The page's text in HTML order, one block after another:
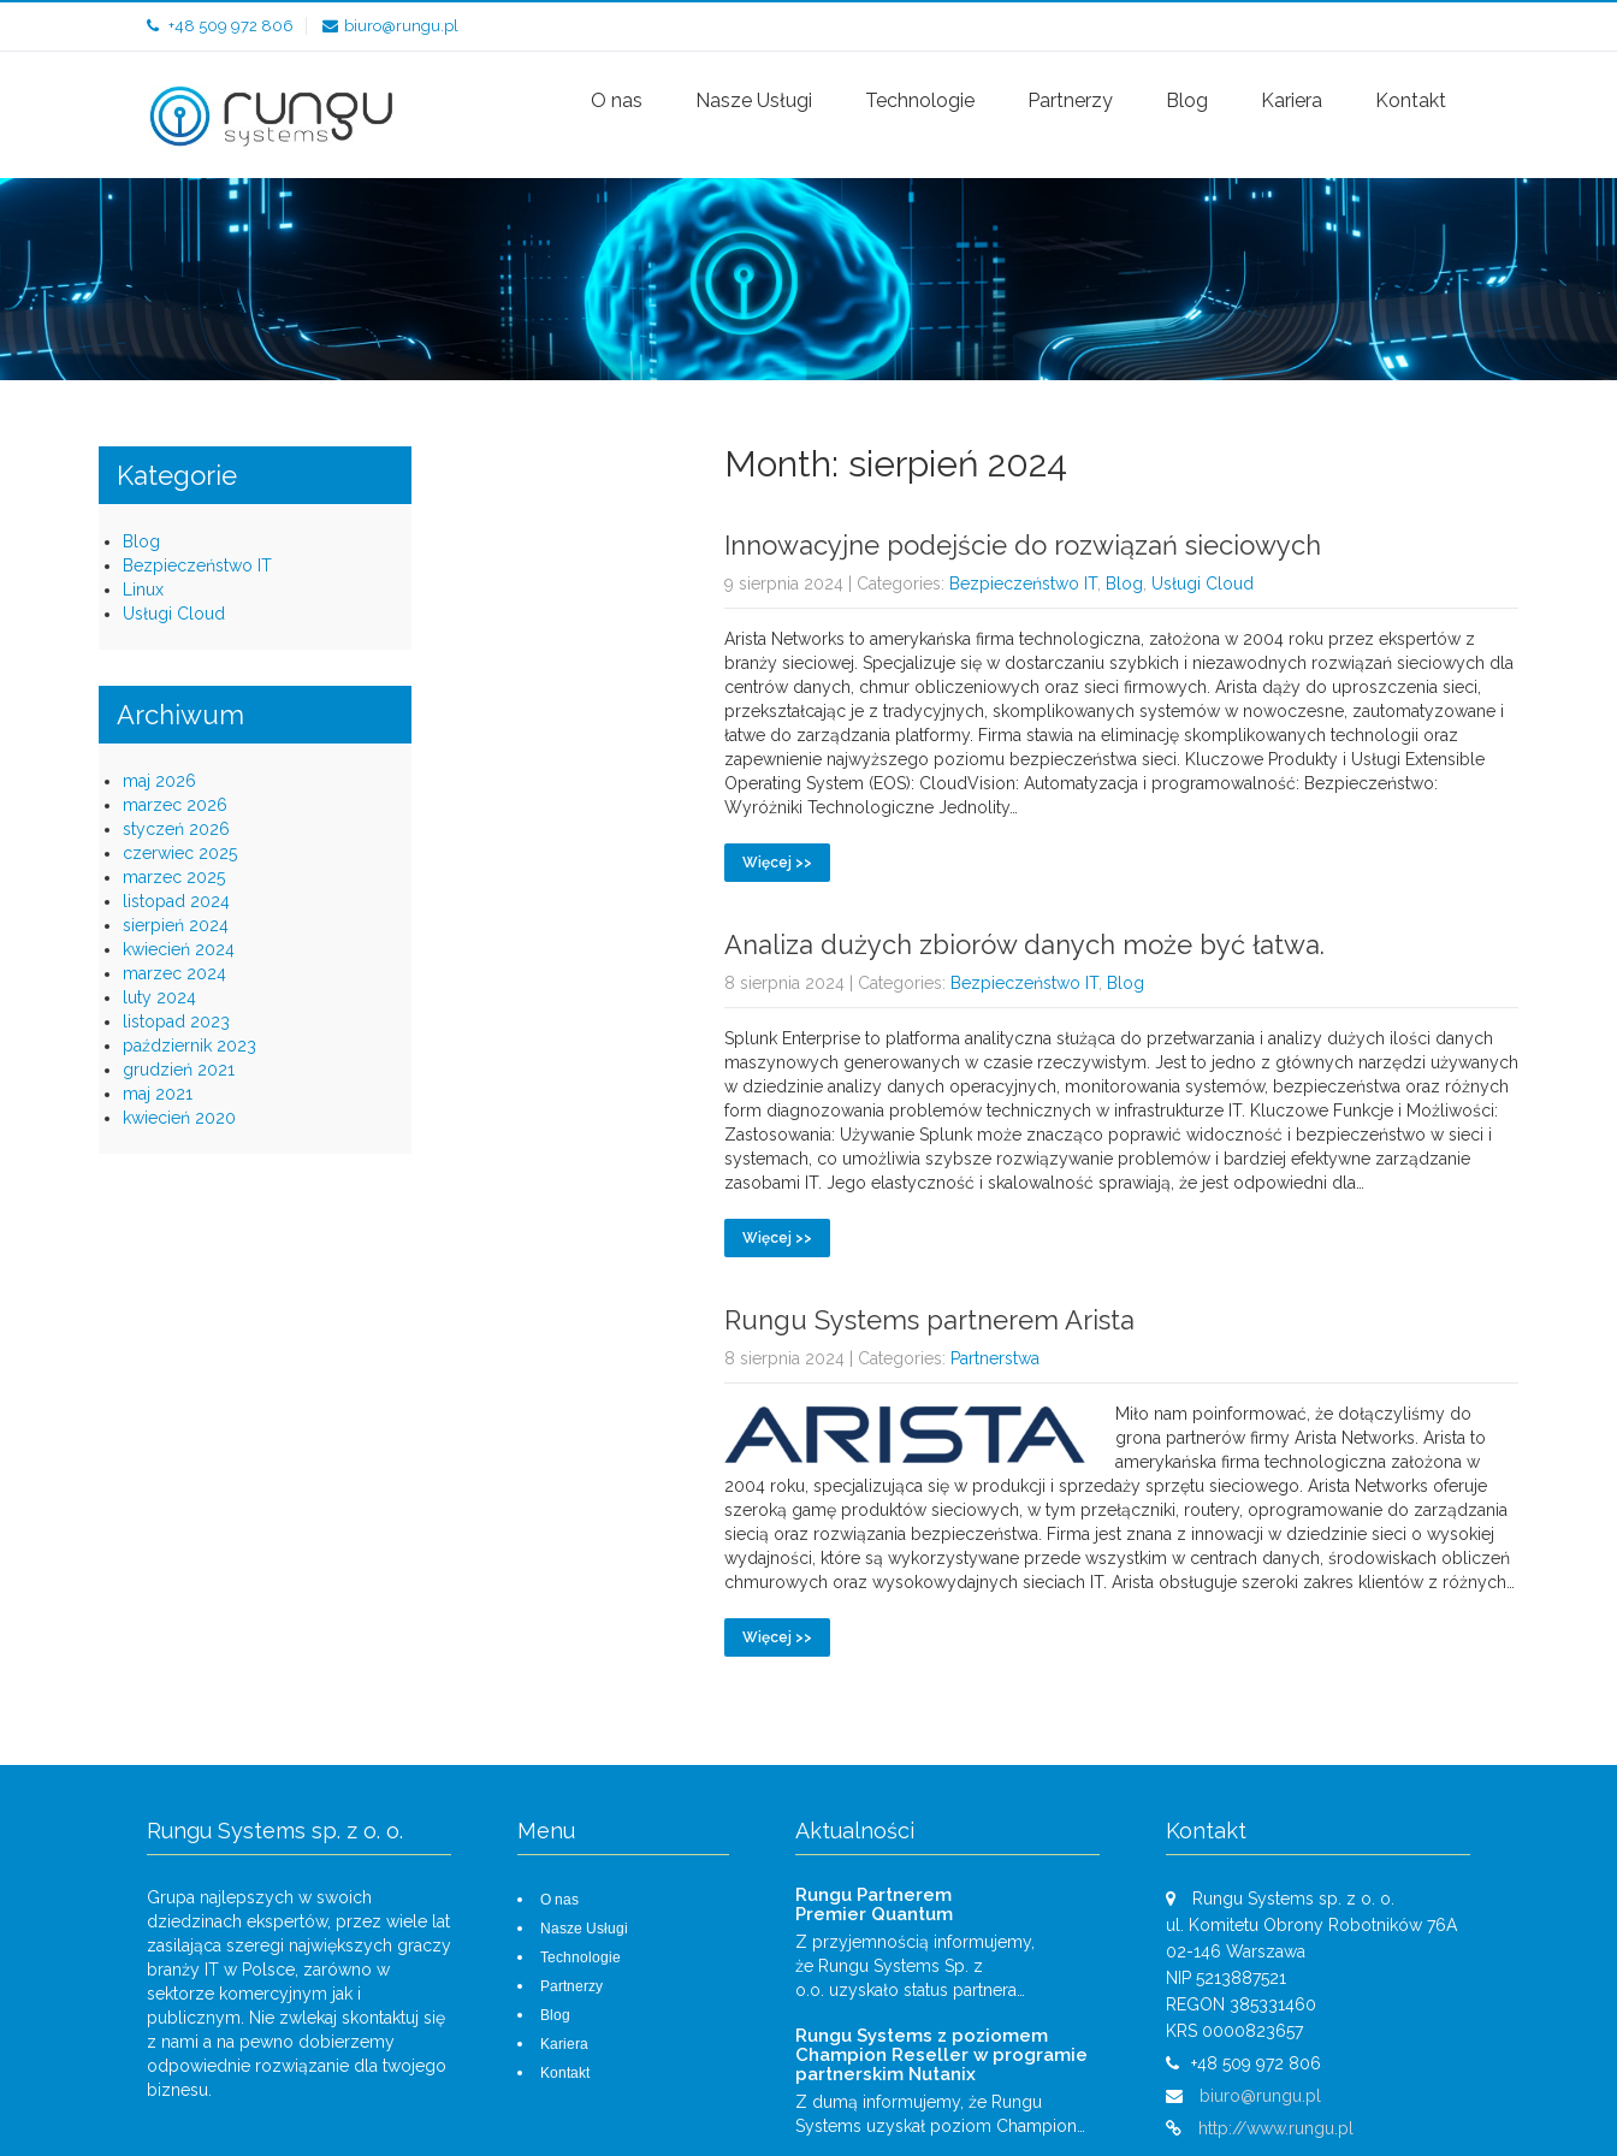
+48 509 972 806 biuro@rungu.pl
O nas Nasze Usługi Technologie Partnerzy Blog Kariera Kontakt
Month: sierpień 2024
Innowacyjne podejście do rozwiązań sieciowych
9 sierpnia 2024 | Categories: Bezpieczeństwo IT, Blog Usługi Cloud
Arista Networks to amerykańska firma technologiczna, założona w 2004 roku przez ekspertów z
branży sieciowej. Specjalizuje się w dostarczaniu szybkich i niezawodnych rozwiązań sieciowych dla
centrów danych, chmur obliczeniowych oraz sieci firmowych. Arista dąży do uproszczenia sieci,
przekształcając je z tradycyjnych, skomplikowanych systemów w nowoczesne, zautomatyzowane i
łatwe do zarządzania platformy. Firma stawia na eliminację skomplikowanych technologii oraz
zapewnienie najwyższego poziomu bezpieczeństwa sieci. Kluczowe Produkty i Usługi Extensible
Operating System (EOS): CloudVision: Automatyzacja i programowalność: Bezpieczeństwo:
Wyróżniki Technologiczne Jednolity…
Więcej >>
Analiza dużych zbiorów danych może być łatwa.
8 sierpnia 2024 | Categories: Bezpieczeństwo IT, Blog
Splunk Enterprise to platforma analityczna służąca do przetwarzania i analizy dużych ilości danych
maszynowych generowanych w czasie rzeczywistym. Jest to jedno z głównych narzędzi używanych
w dziedzinie analizy danych operacyjnych, monitorowania systemów, bezpieczeństwa oraz różnych
form diagnozowania problemów technicznych w infrastrukturze IT. Kluczowe Funkcje i Możliwości:
Zastosowania: Używanie Splunk może znacząco poprawić widoczność i bezpieczeństwo w sieci i
systemach, co umożliwia szybsze rozwiązywanie problemów i bardziej efektywne zarządzanie
zasobami IT. Jego elastyczność i skalowalność sprawiają, że jest odpowiedni dla…
Więcej >>
Rungu Systems partnerem Arista
8 sierpnia 2024 | Categories: Partnerstwa
Miło nam poinformować, że dołączyliśmy do
grona partnerów firmy Arista Networks. Arista to
amerykańska firma technologiczna założona w
2004 roku, specjalizująca się w produkcji i sprzedaży sprzętu sieciowego. Arista Networks oferuje
szeroką gamę produktów sieciowych, w tym przełączniki, routery, oprogramowanie do zarządzania
siecią oraz rozwiązania bezpieczeństwa. Firma jest znana z innowacji w dziedzinie sieci o wysokiej
wydajności, które są wykorzystywane przede wszystkim w centrach danych, środowiskach obliczeń
chmurowych oraz wysokowydajnych sieciach IT. Arista obsługuje szeroki zakres klientów z różnych…
Więcej >>
Kategorie
Blog
Bezpieczeństwo IT
Linux
Usługi Cloud
Archiwum
maj 2026
marzec 2026
styczeń 2026
czerwiec 2025
marzec 2025
listopad 2024
sierpień 2024
kwiecień 2024
marzec 2024
luty 2024
listopad 2023
październik 2023
grudzień 2021
maj 2021
kwiecień 2020
Rungu Systems sp. z o. o.
Grupa najlepszych w swoich
dziedzinach ekspertów, przez wiele lat
zasilająca szeregi największych graczy
branży IT w Polsce, zarówno w
sektorze komercyjnym jak i
publicznym. Nie zwlekaj skontaktuj się
z nami a na pewno dobierzemy
odpowiednie rozwiązanie dla twojego
biznesu.
Menu
O nas
Nasze Usługi
Technologie
Partnerzy
Blog
Kariera
Kontakt
Aktualności
Rungu Partnerem
Premier Quantum
Z przyjemnością informujemy,
że Rungu Systems Sp. z
o.o. uzyskało status partnera…
Rungu Systems z poziomem
Champion Reseller w programie
partnerskim Nutanix
Z dumą informujemy, że Rungu
Systems uzyskał poziom Champion…
Kontakt
Rungu Systems sp. z o. o.
ul. Komitetu Obrony Robotników 76A
02-146 Warszawa
NIP 5213887521
REGON 385331460
KRS 0000823657
+48 509 972 806
biuro@rungu.pl
http://www.rungu.pl